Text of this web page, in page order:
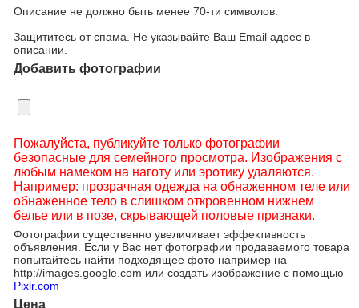
Описание не должно быть менее 70-ти символов.
Защититесь от спама. Не указывайте Ваш Email адрес в
описании.
Добавить фотографии
Пожалуйста, публикуйте только фотографии
безопасные для семейного просмотра. Изображения с
любым намеком на наготу или эротику удаляются.
Например: прозрачная одежда на обнаженном теле или
обнаженное тело в слишком откровенном нижнем
белье или в позе, скрывающей половые признаки.
Фотографии существенно увеличивает эффективность
объявления. Если у Вас нет фотографии продаваемого товара
попытайтесь найти подходящее фото например на
http://images.google.com или создать изображение с помощью
Pixlr.com
Цена